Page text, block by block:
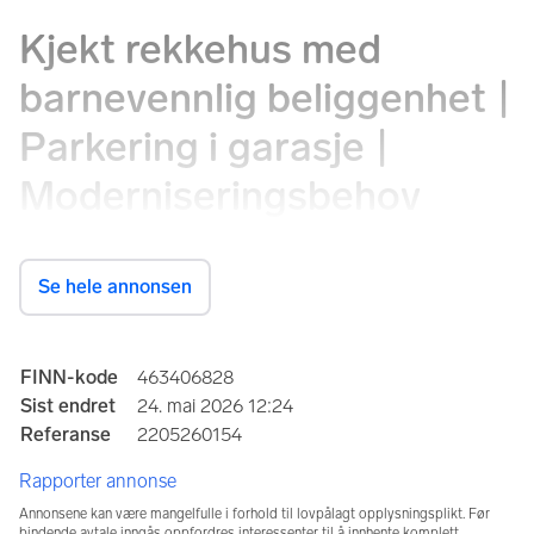
Kjekt rekkehus med
barnevennlig beliggenhet |
Parkering i garasje |
Moderniseringsbehov
Prisantydning
Totalpris
3 329 310 kr
Omkostninger
Fellesgjeld
329 814 kr
5 200 kr
Se hele annonsen
Annonseinformasjon
FINN-kode
463406828
Sist endret
24. mai 2026 12:24
Referanse
2205260154
Rapporter annonse
Annonsene kan være mangelfulle i forhold til lovpålagt opplysningsplikt. Før